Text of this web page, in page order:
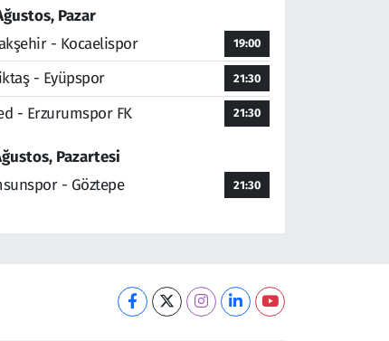
Pazar
- Kocaelispor
19:00
- Eyüpspor 21:30
- Erzurumspor FK 21:30
Pazartesi
- Göztepe
21:30